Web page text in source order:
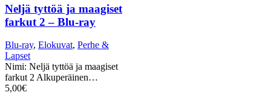
Neljä tyttöä ja maagiset
farkut 2 – Blu-ray
Blu-ray, Elokuvat, Perhe &
Lapset
Nimi: Neljä tyttöä ja maagiset
farkut 2 Alkuperäinen…
5,00€